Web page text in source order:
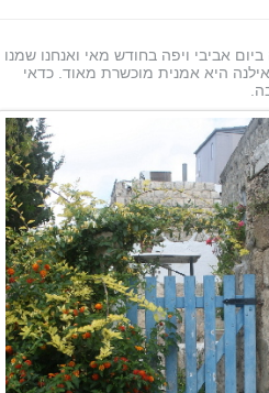
אביבי ויפה בחודש מאי ואנחנו שמנו
אילנה היא אמנית מוכשרת מאוד. כדאי